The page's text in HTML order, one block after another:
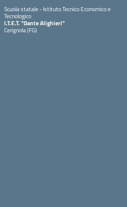
Scuola statale - Istituto Tecnico Economico e
Tecnologico
I.T.E.T. "Dante Alighieri"
Cerignola (FG)
— Visita la pagina iniziale della scuola